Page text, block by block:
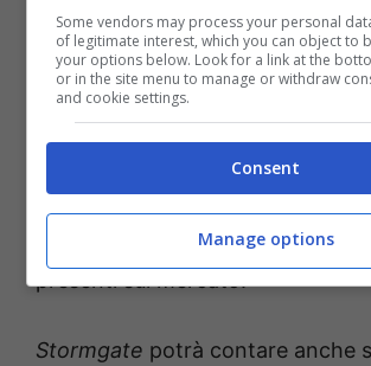
studio che mira a renderlo l’RTS
divertente da giocare di sempre.
in grado di supportare partite
unità su una mappa senza
nessun modo la fluidità del
tre volte più reattivo degli RTS di
presenti sul mercato.
Stormgate potrà contare anche
Some vendors may process your personal
of legitimate interest, which you can object to
your options below. Look for a link at the
or in the site menu to manage or withdraw
and cookie settings.
Consent
Manage options